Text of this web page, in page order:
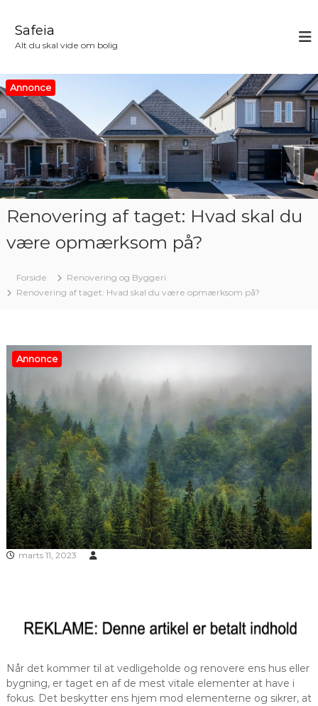
t
i
i
n
d
h
o
Safeia
Alt du skal vide om bolig
Annonce
Renovering af taget: Hvad skal du
være opmærksom på?
Forside
Renovering og Byggeri
Renovering af taget: Hvad skal du være opmærksom på?
Annonce
marts 11, 2023
Når det kommer til at vedligeholde og renovere ens hus eller
bygning, er taget en af de mest vitale elementer at have i
fokus. Det beskytter ens hjem mod elementerne og sikrer, at